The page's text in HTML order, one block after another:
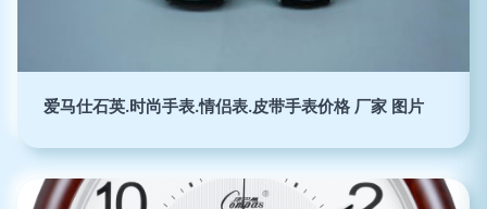
爱马仕石英.时尚手表.情侣表.皮带手表价格 厂家 图片